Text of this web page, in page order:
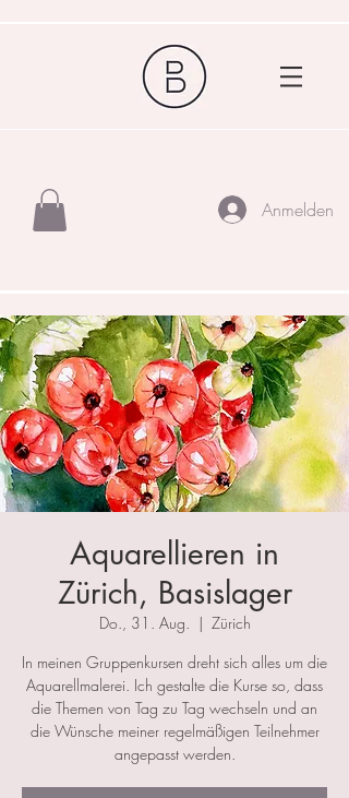
Anmelden
Aquarellieren in
Zürich, Basislager
Do., 31. Aug.
  |
Zürich
In meinen Gruppenkursen dreht sich alles um die
Aquarellmalerei. Ich gestalte die Kurse so, dass
die Themen von Tag zu Tag wechseln und an
die Wünsche meiner regelmäßigen Teilnehmer
angepasst werden.